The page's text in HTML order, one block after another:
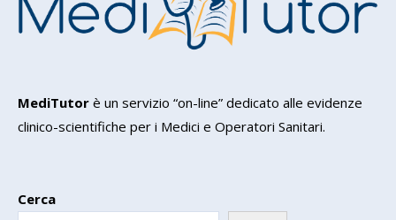
MediTutor è un servizio “on-line” dedicato alle evidenze
clinico-scientifiche per i Medici e Operatori Sanitari.
Cerca